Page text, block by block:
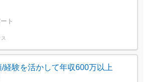
ト
経験を活かして年収600万以上